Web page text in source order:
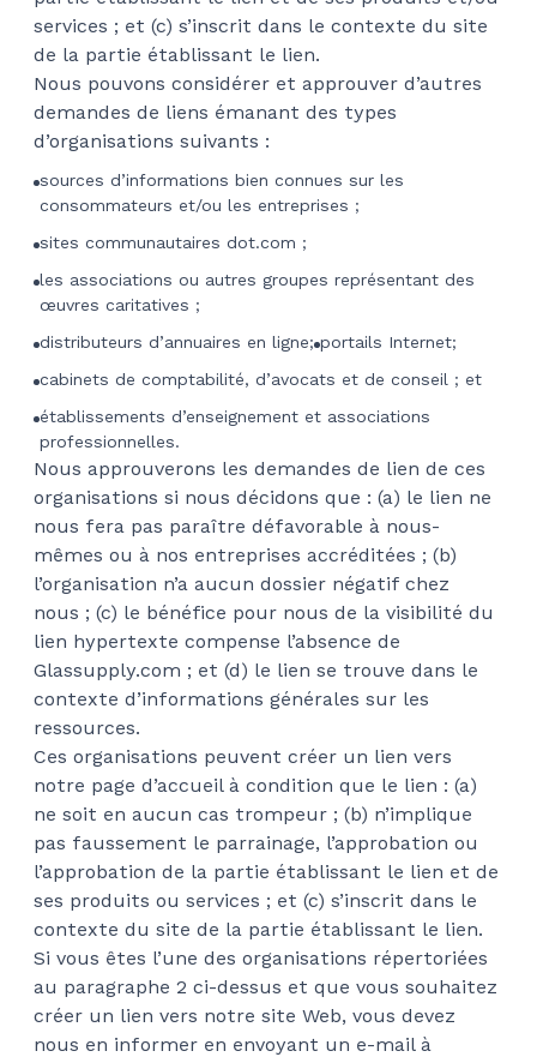
services ; et (c) s’inscrit dans le contexte du site
de la partie établissant le lien.
Nous pouvons considérer et approuver d’autres
demandes de liens émanant des types
d’organisations suivants :
sources d’informations bien connues sur les
consommateurs et/ou les entreprises ;
sites communautaires dot.com ;
les associations ou autres groupes représentant des
œuvres caritatives ;
distributeurs d’annuaires en ligne; portails Internet;
cabinets de comptabilité, d’avocats et de conseil ; et
établissements d’enseignement et associations
professionnelles.
Nous approuverons les demandes de lien de ces
organisations si nous décidons que : (a) le lien ne
nous fera pas paraître défavorable à nous-
mêmes ou à nos entreprises accréditées ; (b)
l’organisation n’a aucun dossier négatif chez
nous ; (c) le bénéfice pour nous de la visibilité du
lien hypertexte compense l’absence de
Glassupply.com ; et (d) le lien se trouve dans le
contexte d’informations générales sur les
ressources.
Ces organisations peuvent créer un lien vers
notre page d’accueil à condition que le lien : (a)
ne soit en aucun cas trompeur ; (b) n’implique
pas faussement le parrainage, l’approbation ou
l’approbation de la partie établissant le lien et de
ses produits ou services ; et (c) s’inscrit dans le
contexte du site de la partie établissant le lien.
Si vous êtes l’une des organisations répertoriées
au paragraphe 2 ci-dessus et que vous souhaitez
créer un lien vers notre site Web, vous devez
nous en informer en envoyant un e-mail à